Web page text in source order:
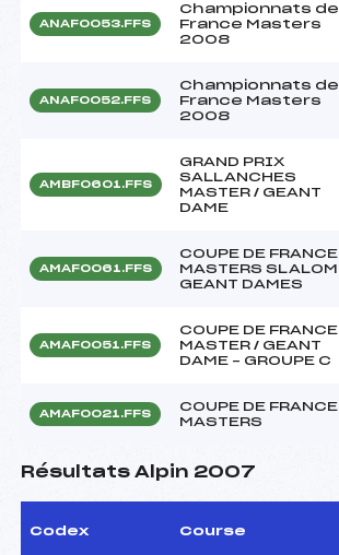
ANAF0053.FFS
Championnats de
France Masters
2008
ANAF0052.FFS
Championnats de
France Masters
2008
AMBF0601.FFS
GRAND PRIX
SALLANCHES
MASTER / GEANT
DAME
AMAF0061.FFS
COUPE DE FRANCE
MASTERS SLALOM
GEANT DAMES
AMAF0051.FFS
COUPE DE FRANCE
MASTER / GEANT
DAME – GROUPE C
AMAF0021.FFS
COUPE DE FRANCE
MASTERS
Résultats Alpin 2007
Codex Course